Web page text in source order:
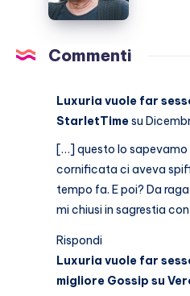
Martino
figlio
segreto?
Commenti
Luxuria vuole far
StarletTimesu
[…] questo lo sapevamo
cornificata ci aveva
tempo fa. E poi? Da
mi chiusi in sagrestia
Rispondi
Luxuria vuole far
migliore Gossip su